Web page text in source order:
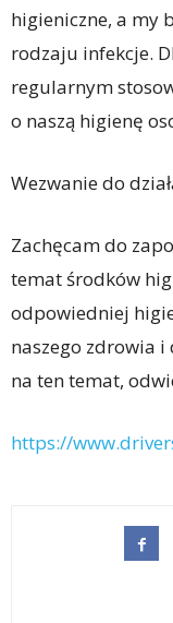
higieniczne, a my
rodzaju infekcje.
regularnym
o naszą higienę
Wezwanie do
Zachęcam do
temat środków
odpowiedniej
naszego zdrowia
na ten temat,
https://